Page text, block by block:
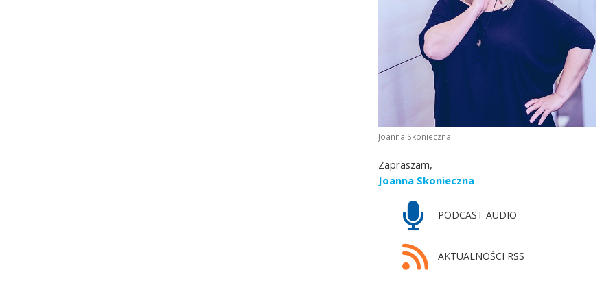
Joanna Skonieczna
Zapraszam,
Joanna Skonieczna
PODCAST AUDIO
AKTUALNOŚCI RSS